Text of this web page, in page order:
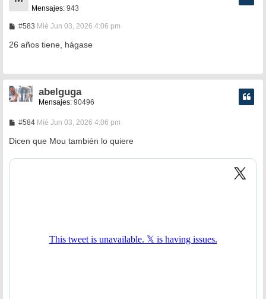
Mensajes: 943
#583M
n
e
Mié Jun 03, 2026 4:06 pm
26 años tiene, hágase
abelguga
Mensajes: 90496
#584M
n
s
Mié Jun 03, 2026 4:06 pm
Dicen que Mou también lo quiere